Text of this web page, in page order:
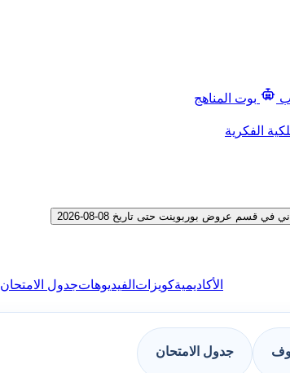
بوت المناهج
الفكرية
عروض بوربوينت حتى تاريخ 08-08-2026
الأكاديميةكويزات الفيديوهاتجدول الامتحان
جدول الامتحان